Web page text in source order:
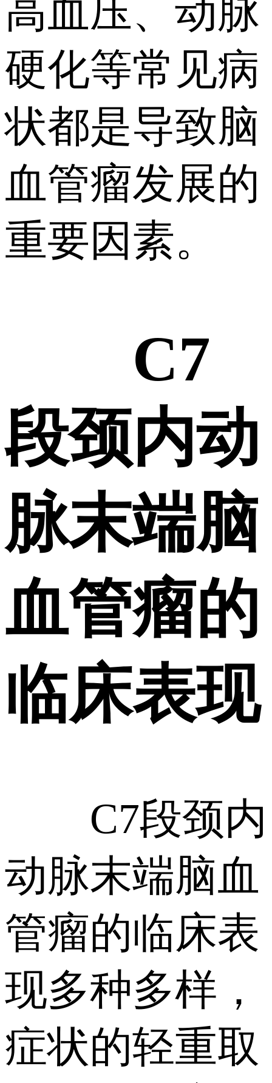
高血压、动脉
硬化等常见病
状都是导致脑
血管瘤发展的
重要因素。
C7
段颈内动
脉末端脑
血管瘤的
临床表现
C7段颈内
动脉末端脑血
管瘤的临床表
现多种多样，
症状的轻重取